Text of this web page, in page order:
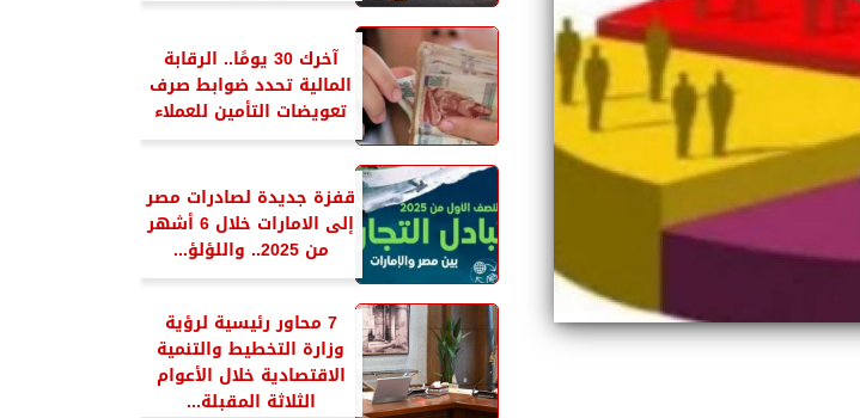
آخرك 30 يومًا.. الرقابة
المالية تحدد ضوابط صرف
تعويضات التأمين للعملاء
قفزة جديدة لصادرات مصر
إلى الامارات خلال 6 أشهر
من 2025.. واللؤلؤ...
7 محاور رئيسية لرؤية
وزارة التخطيط والتنمية
الاقتصادية خلال الأعوام
الثلاثة المقبلة...